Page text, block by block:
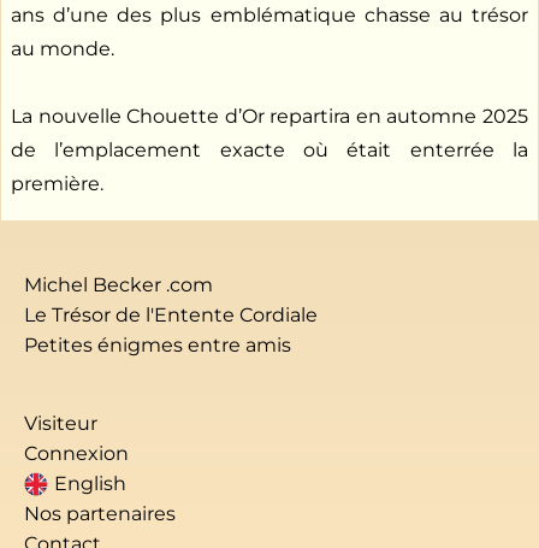
ans d’une des plus emblématique chasse au trésor
au monde.
La nouvelle Chouette d’Or repartira en automne 2025
de l’emplacement exacte où était enterrée la
première.
Michel Becker .com
Le Trésor de l'Entente Cordiale
Petites énigmes entre amis
Visiteur
Connexion
English
Nos partenaires